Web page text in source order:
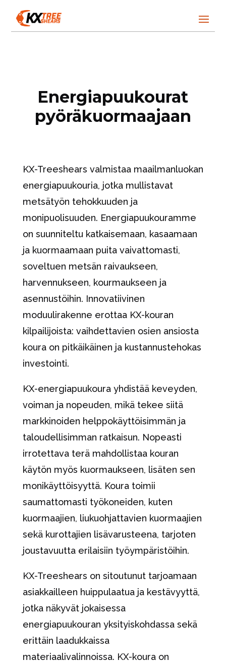
Energiapuukourat
pyöräkuormaajaan
KX-Treeshears valmistaa maailmanluokan
energiapuukouria, jotka mullistavat
metsätyön tehokkuuden ja
monipuolisuuden. Energiapuukouramme
on suunniteltu katkaisemaan, kasaamaan
ja kuormaamaan puita vaivattomasti,
soveltuen metsän raivaukseen,
harvennukseen, kourmaukseen ja
asennustöihin. Innovatiivinen
moduulirakenne erottaa KX-kouran
kilpailijoista: vaihdettavien osien ansiosta
koura on pitkäikäinen ja kustannustehokas
investointi.
KX-energiapuukoura yhdistää keveyden,
voiman ja nopeuden, mikä tekee siitä
markkinoiden helppokäyttöisimmän ja
taloudellisimman ratkaisun. Nopeasti
irrotettava terä mahdollistaa kouran
käytön myös kuormaukseen, lisäten sen
monikäyttöisyyttä. Koura toimii
saumattomasti työkoneiden, kuten
kuormaajien, liukuohjattavien kuormaajien
sekä kurottajien lisävarusteena, tarjoten
joustavuutta erilaisiin työympäristöihin.
KX-Treeshears on sitoutunut tarjoamaan
asiakkailleen huippulaatua ja kestävyyttä,
jotka näkyvät jokaisessa
energiapuukouran yksityiskohdassa sekä
erittäin laadukkaissa
materiaalivalinnoissa. KX-koura on